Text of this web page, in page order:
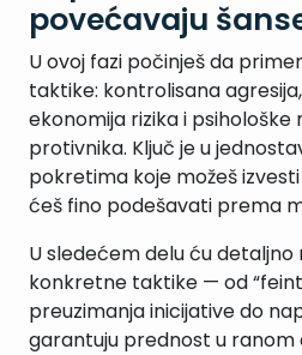
povećavaju
U ovoj fazi počinješ da
taktike: kontrolisana
ekonomija rizika i psihološke
protivnika. Ključ je u
pokretima koje možeš
ćeš fino podešavati prema
U sledećem delu ću detaljno
konkretne taktike — od
preuzimanja inicijative do
garantuju prednost u ranom